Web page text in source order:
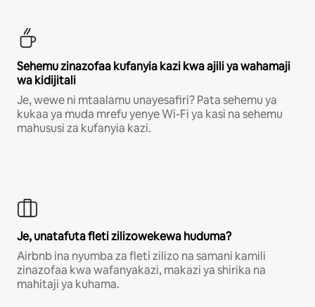
Sehemu zinazofaa kufanyia kazi kwa ajili ya wahamaji
wa kidijitali
Je, wewe ni mtaalamu unayesafiri? Pata sehemu ya
kukaa ya muda mrefu yenye Wi-Fi ya kasi na sehemu
mahususi za kufanyia kazi.
Je, unatafuta fleti zilizowekewa huduma?
Airbnb ina nyumba za fleti zilizo na samani kamili
zinazofaa kwa wafanyakazi, makazi ya shirika na
mahitaji ya kuhama.